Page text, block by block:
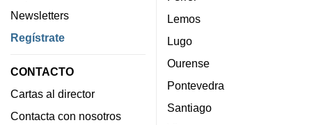
Newsletters
Regístrate
CONTACTO
Cartas al director
Contacta con nosotros
Lemos
Lugo
Ourense
Pontevedra
Santiago